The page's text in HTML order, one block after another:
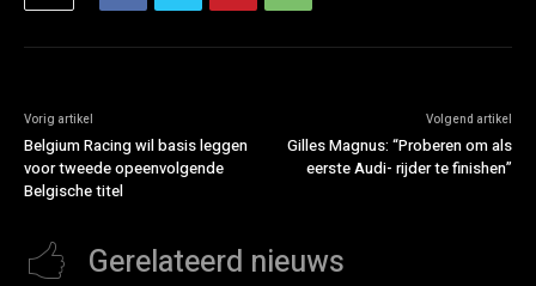
Vorig artikel
Belgium Racing wil basis leggen
voor tweede opeenvolgende
Belgische titel
Volgend artikel
Gilles Magnus: “Proberen om als
eerste Audi- rijder te finishen”
Gerelateerd nieuws